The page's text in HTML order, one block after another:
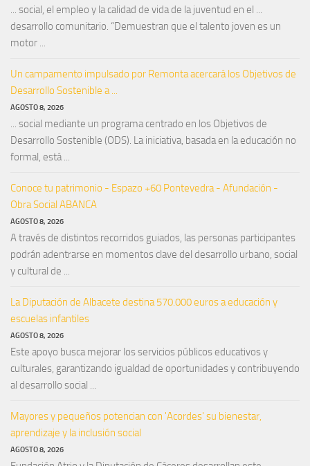
... social, el empleo y la calidad de vida de la juventud en el ...
desarrollo comunitario. “Demuestran que el talento joven es un
motor ...
Un campamento impulsado por Remonta acercará los Objetivos de
Desarrollo Sostenible a ...
AGOSTO 8, 2026
... social mediante un programa centrado en los Objetivos de
Desarrollo Sostenible (ODS). La iniciativa, basada en la educación no
formal, está ...
Conoce tu patrimonio - Espazo +60 Pontevedra - Afundación -
Obra Social ABANCA
AGOSTO 8, 2026
A través de distintos recorridos guiados, las personas participantes
podrán adentrarse en momentos clave del desarrollo urbano, social
y cultural de ...
La Diputación de Albacete destina 570.000 euros a educación y
escuelas infantiles
AGOSTO 8, 2026
Este apoyo busca mejorar los servicios públicos educativos y
culturales, garantizando igualdad de oportunidades y contribuyendo
al desarrollo social ...
Mayores y pequeños potencian con 'Acordes' su bienestar,
aprendizaje y la inclusión social
AGOSTO 8, 2026